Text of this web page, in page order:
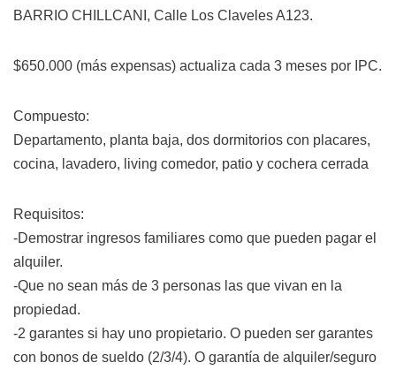
BARRIO CHILLCANI, Calle Los Claveles A123.
$650.000 (más expensas) actualiza cada 3 meses por IPC.
Compuesto:
Departamento, planta baja, dos dormitorios con placares,
cocina, lavadero, living comedor, patio y cochera cerrada
Requisitos:
-Demostrar ingresos familiares como que pueden pagar el
alquiler.
-Que no sean más de 3 personas las que vivan en la
propiedad.
-2 garantes si hay uno propietario. O pueden ser garantes
con bonos de sueldo (2/3/4). O garantía de alquiler/seguro